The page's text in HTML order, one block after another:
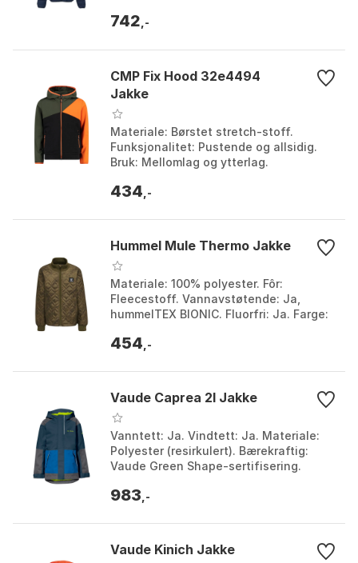
Tettsittende hette, to sidelommer,
742 ,-
CMP Fix Hood 32e4494
Jakke
Materiale: Børstet stretch-stoff.
Funksjonalitet: Pustende og allsidig.
Bruk: Mellomlag og ytterlag.
med glidelås. Farge: B...
434 ,-
Hummel Mule Thermo Jakke
Materiale: 100% polyester. Fôr:
Fleecestoff. Vannavstøtende: Ja,
hummelTEX BIONIC. Fluorfri: Ja. Farge:
454 ,-
Vaude Caprea 2l Jakke
Vanntett: Ja. Vindtett: Ja. Materiale:
Polyester (resirkulert). Bærekraftig:
Vaude Green Shape-sertifisering.
green. S...
983 ,-
Vaude Kinich Jakke